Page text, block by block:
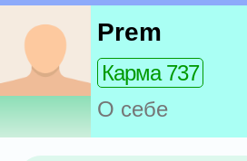
Prem
Карма 737
О себе